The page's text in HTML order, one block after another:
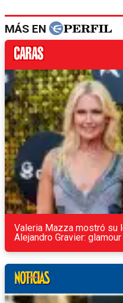
MÁS EN
Valeria Mazza mostró su
Alejandro Gravier: